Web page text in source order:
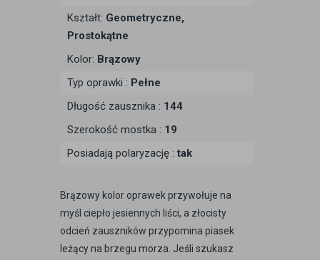
Kształt: Geometryczne,
Prostokątne
Kolor: Brązowy
Typ oprawki : Pełne
Długość zausznika : 144
Szerokość mostka : 19
Posiadają polaryzację : tak
Brązowy kolor oprawek przywołuje na
myśl ciepło jesiennych liści, a złocisty
odcień zauszników przypomina piasek
leżący na brzegu morza. Jeśli szukasz